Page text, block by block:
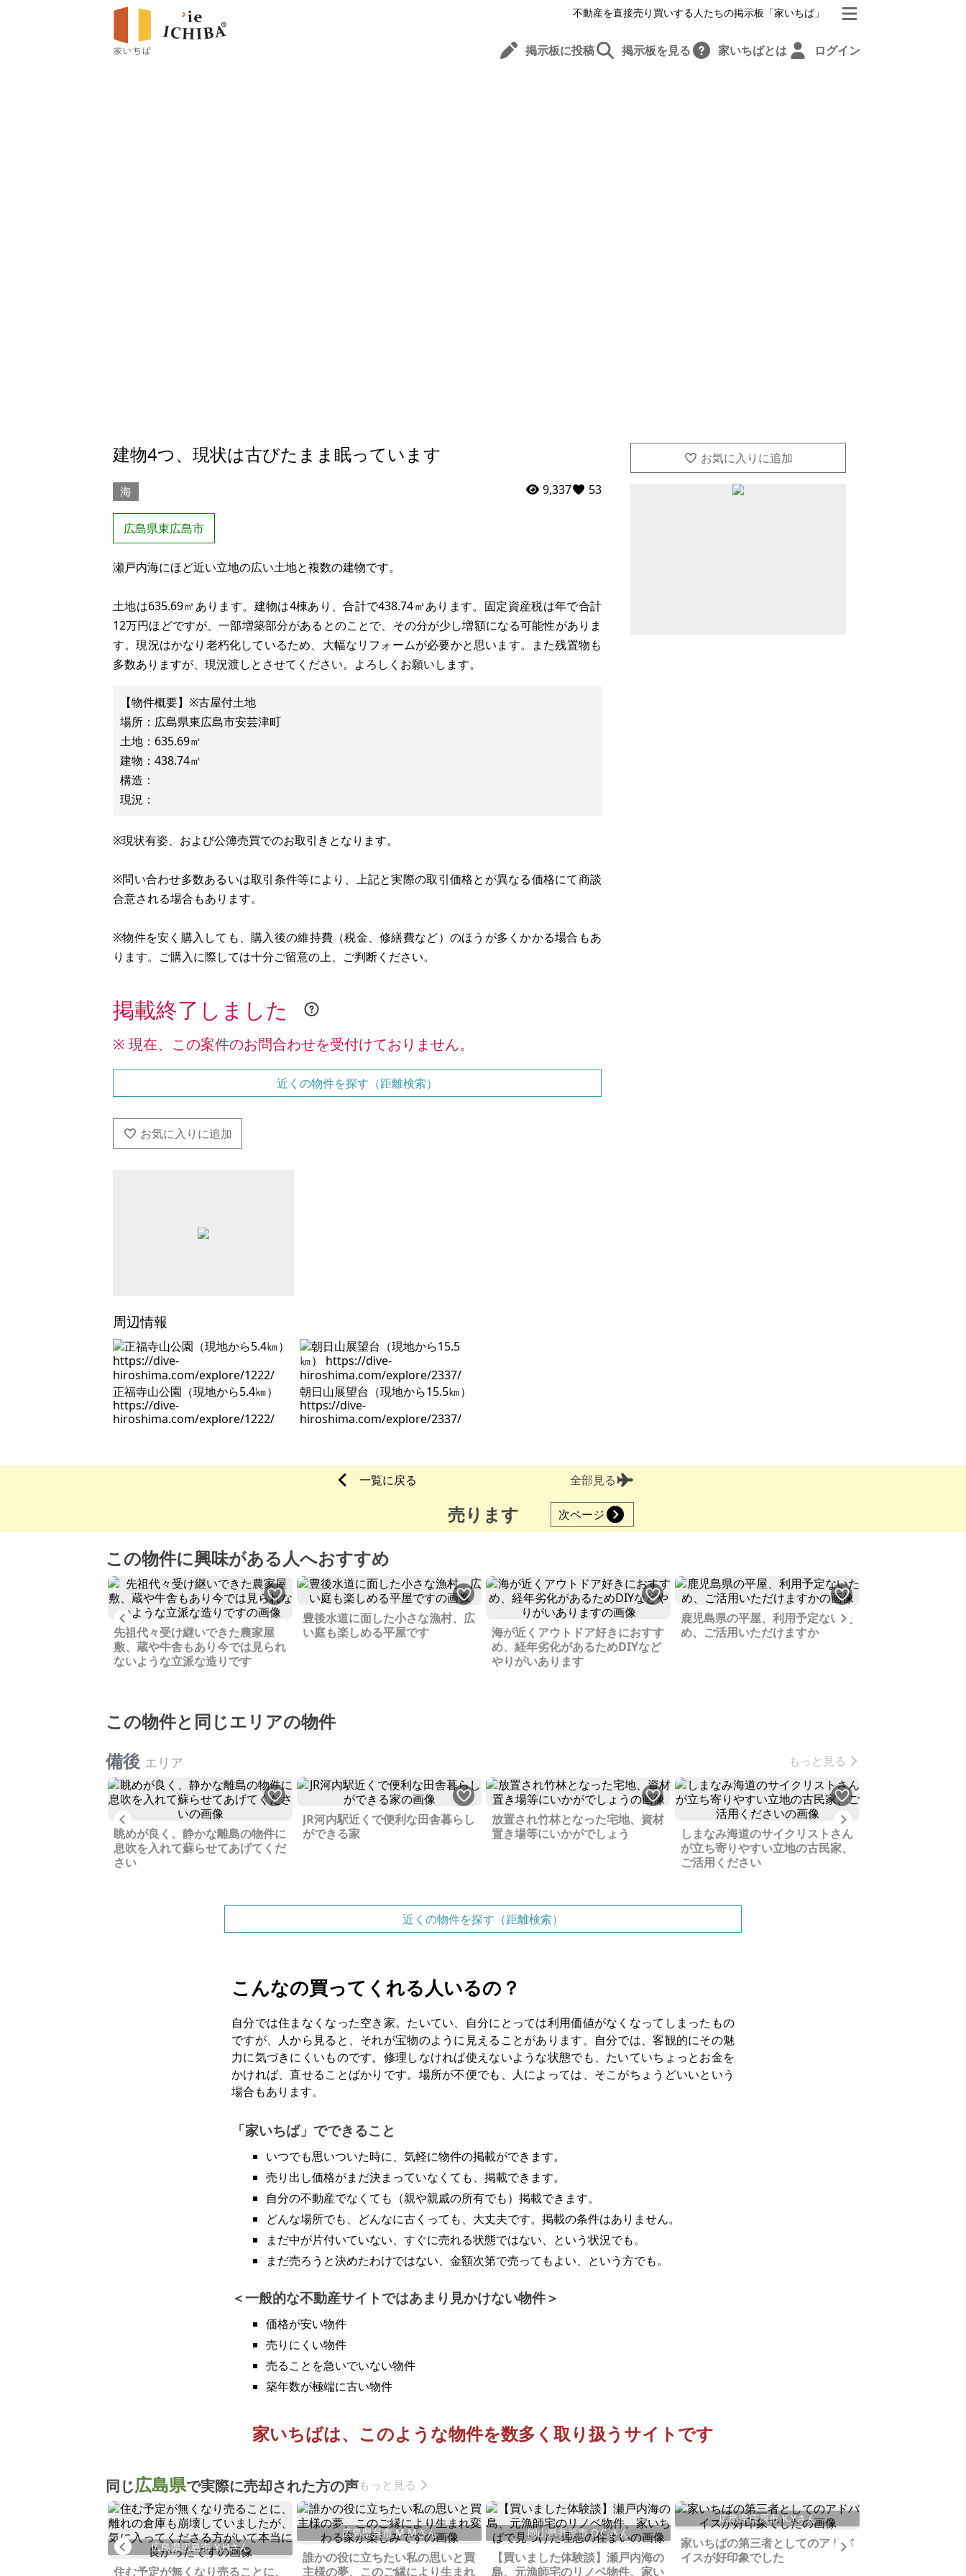
不動産を直接売り買いする人たちの掲示板「家いちば」
掲示板に投稿 掲示板を見る 家いちばとは ログイン
建物4つ、現状は古びたまま眠っています
海
広島県東広島市
9,337 53
瀬戸内海にほど近い立地の広い土地と複数の建物です。
土地は635.69㎡あります。建物は4棟あり、合計で438.74㎡あります。固定資産税は年で合計
12万円ほどですが、一部増築部分があるとのことで、その分が少し増額になる可能性がありま
す。現況はかなり老朽化しているため、大幅なリフォームが必要かと思います。また残置物も
多数ありますが、現況渡しとさせてください。よろしくお願いします。
【物件概要】※古屋付土地
場所：広島県東広島市安芸津町
土地：635.69㎡
建物：438.74㎡
構造：
※現状有姿、および公簿売買でのお取引きとなります。
※問い合わせ多数あるいは取引条件等により、上記と実際の取引価格とが異なる価格にて商談
合意される場合もあります。
※物件を安く購入しても、購入後の維持費（税金、修繕費など）のほうが多くかかる場合もあ
ります。ご購入に際しては十分ご留意の上、ご判断ください。
掲載終了しました
※ 現在、この案件のお問合わせを受付けておりません。
近くの物件を探す（距離検索）
周辺情報
正福寺山公園（現地から5.4㎞）
https://dive-
hiroshima.com/explore/1222/
朝日山展望台（現地から15.5㎞）
https://dive-
hiroshima.com/explore/2337/
一覧に戻る 全部見る
売ります 次ページ
この物件に興味がある人へおすすめ
Previous
先祖代々受け継いできた農家屋
敷、蔵や牛舎もあり今では見られ
ないような立派な造りです
豊後水道に面した小さな漁村、広
い庭も楽しめる平屋です
海が近くアウトドア好きにおすす
め、経年劣化があるためDIYなど
やりがいあります
鹿児島県の平屋、利用予定ないた
め、ご活用いただけますか
Next
この物件と同じエリアの物件
備後 エリア もっと見る
Previous
眺めが良く、静かな離島の物件に
息吹を入れて蘇らせてあげてくだ
さい
JR河内駅近くで便利な田舎暮らし
ができる家
放置され竹林となった宅地、資材
置き場等にいかがでしょう
しまなみ海道のサイクリストさん
が立ち寄りやすい立地の古民家、
ご活用ください
近くの物件を探す（距離検索）
こんなの買ってくれる人いるの？
自分では住まなくなった空き家。たいてい、自分にとっては利用価値がなくなってしまったもの
ですが、人から見ると、それが宝物のように見えることがあります。自分では、客観的にその魅
力に気づきにくいものです。修理しなければ使えないような状態でも、たいていちょっとお金を
かければ、直せることばかりです。場所が不便でも、人によっては、そこがちょうどいいという
場合もあります。
「家いちば」でできること
いつでも思いついた時に、気軽に物件の掲載ができます。
売り出し価格がまだ決まっていなくても、掲載できます。
自分の不動産でなくても（親や親戚の所有でも）掲載できます。
どんな場所でも、どんなに古くっても、大丈夫です。掲載の条件はありません。
まだ中が片付いていない、すぐに売れる状態ではない、という状況でも。
まだ売ろうと決めたわけではない、金額次第で売ってもよい、という方でも。
一般的な不動産サイトではあまり見かけない物件
価格が安い物件
売りにくい物件
売ることを急いでいない物件
築年数が極端に古い物件
家いちばは、このような物件を数多く取り扱うサイトです
同じ広島県で実際に売却された方の声もっと見る
Previous
広島県広島市 Y.Hさん
住む予定が無くなり売ることに、
広島県呉市 M.Mさん
誰かの役に立ちたい私の思いと買
主様の夢、このご縁により生まれ
岡山県井原市 O.C.さん
【買いました体験談】瀬戸内海の
島、元漁師宅のリノベ物件、家い
広島県庄原市 K.Yさん
家いちばの第三者としてのアドバ
イスが好印象でした
Next